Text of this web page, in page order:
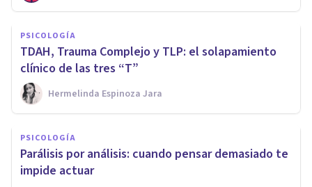
PSICOLOGÍA
TDAH, Trauma Complejo y TLP: el solapamiento
clínico de las tres “T”
Hermelinda Espinoza Jara
PSICOLOGÍA
Parálisis por análisis: cuando pensar demasiado te
impide actuar